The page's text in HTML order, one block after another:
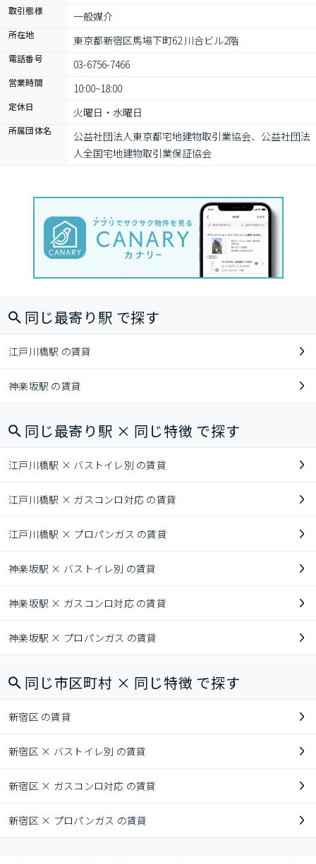
取引態様 一般媒介
所在地 東京都新宿区馬場下町62 川合ビル2階
電話番号 03-6756-7466
営業時間 10:00~18:00
定休日 火曜日・水曜日
所属団体名
公益社団法⼈東京都宅地建物取引業協会、公益社団法
⼈全国宅地建物取引業保証協会
同じ最寄り駅 で探す
江戸川橋駅 の賃貸
神楽坂駅 の賃貸
同じ最寄り駅 × 同じ特徴 で探す
江戸川橋駅 × バストイレ別 の賃貸
江戸川橋駅 × ガスコンロ対応 の賃貸
江戸川橋駅 × プロパンガス の賃貸
神楽坂駅 × バストイレ別 の賃貸
神楽坂駅 × ガスコンロ対応 の賃貸
神楽坂駅 × プロパンガス の賃貸
同じ市区町村 × 同じ特徴 で探す
新宿区 の賃貸
新宿区 × バストイレ別 の賃貸
新宿区 × ガスコンロ対応 の賃貸
新宿区 × プロパンガス の賃貸